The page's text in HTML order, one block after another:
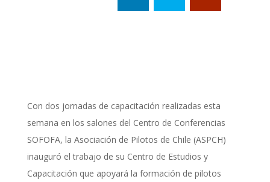
Con dos jornadas de capacitación realizadas esta
semana en los salones del Centro de Conferencias
SOFOFA, la Asociación de Pilotos de Chile (ASPCH)
inauguró el trabajo de su Centro de Estudios y
Capacitación que apoyará la formación de pilotos